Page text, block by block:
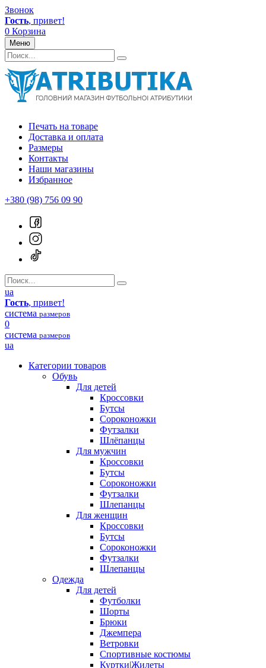
Звонок
Гость, привет!
0 Корзина
Меню
Печать на товаре
Доставка и оплата
Размеры
Контакты
Наши магазины
Избранное
+380 (98) 756 09 90
ua
Гость, привет!
система размеров
0
система размеров
ua
Категории товаров
Обувь
Для детей
Кроссовки
Бутсы
Сороконожки
Футзалки
Шлёпанцы
Для мужчин
Кроссовки
Бутсы
Сороконожки
Футзалки
Шлепанцы
Для женщин
Кроссовки
Бутсы
Сороконожки
Футзалки
Шлепанцы
Одежда
Для детей
Футболки
Шорты
Брюки
Джемпера
Ветровки
Спортивные костюмы
Куртки|Жилеты